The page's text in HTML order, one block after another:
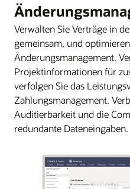
Verwalten Sie Verträge in
gemeinsam, und
Änderungsmanagement.
Projektinformationen für
verfolgen Sie das
Zahlungsmanagement.
Auditierbarkeit und die
redundante Dateneingaben.